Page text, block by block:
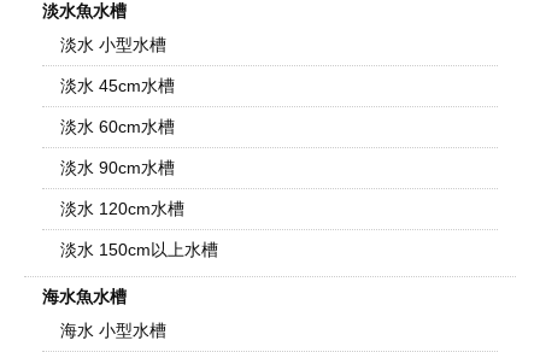
淡水魚水槽
淡水 小型水槽
淡水 45cm水槽
淡水 60cm水槽
淡水 90cm水槽
淡水 120cm水槽
淡水 150cm以上水槽
海水魚水槽
海水 小型水槽